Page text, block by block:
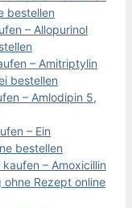
bestellen
– Allopurinol
– Amitriptylin
bestellen
– Amlodipin 5,
– Ein
bestellen
– Amoxicillin
Rezept online